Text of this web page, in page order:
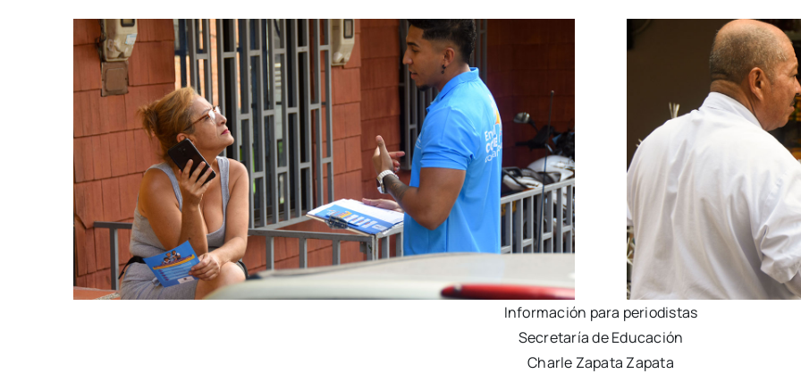
Información para periodistas
Secretaría de Educación
Charle Zapata Zapata